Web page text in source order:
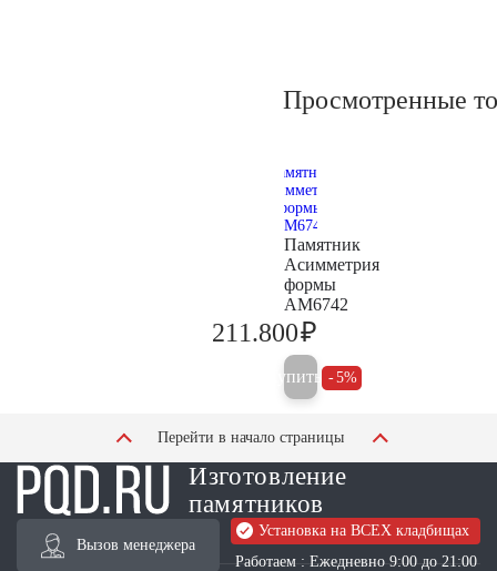
Просмотренные
Памятник
Асимметрия
формы
AM6742
211.800₽
Купить 5%
Перейти в начало страницы
Изготовление
памятников
Вызов менеджера
Установка на ВСЕХ кладбищах
Работаем : Ежедневно 9:00 до 21:00